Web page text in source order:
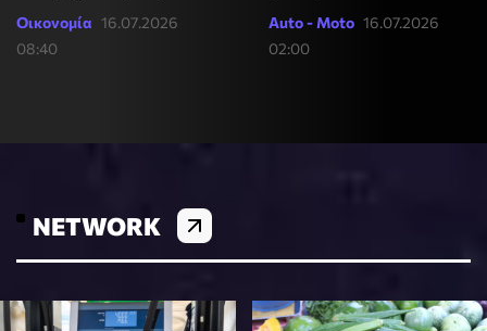
Οικονομία 16.07.2026
08:40
Auto - Moto 16.07.2026
02:00
NETWORK